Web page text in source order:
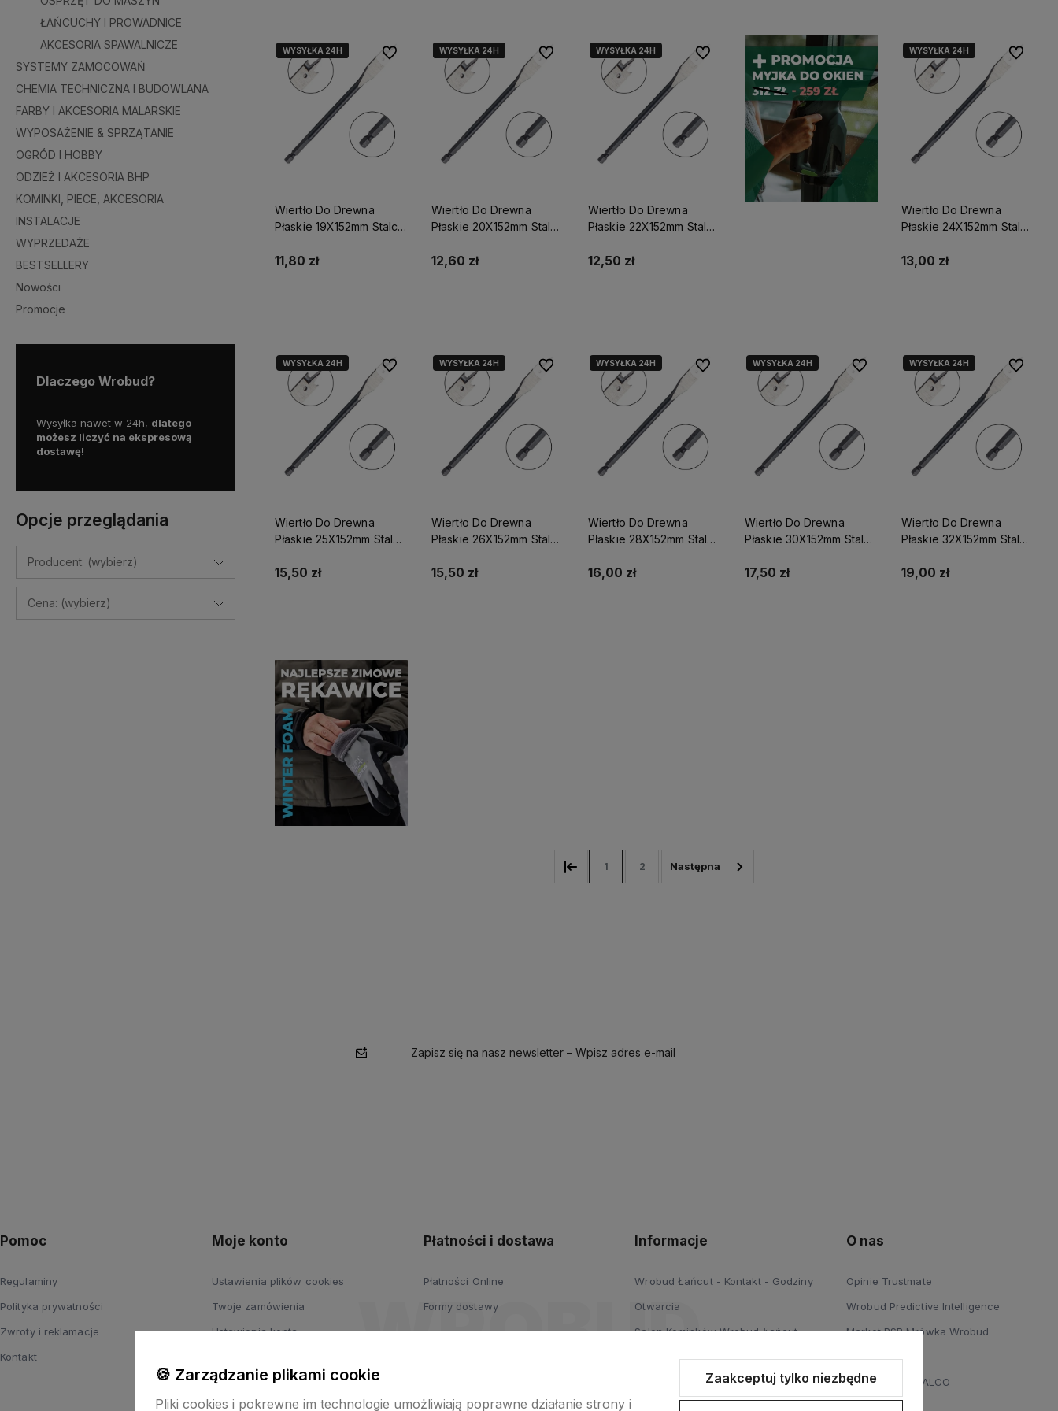
ŁAŃCUCHY I PROWADNICE
AKCESORIA SPAWALNICZE
SYSTEMY ZAMOCOWAŃ
CHEMIA TECHNICZNA I BUDOWLANA
FARBY I AKCESORIA MALARSKIE
WYPOSAŻENIE & SPRZĄTANIE
OGRÓD I HOBBY
ODZIEŻ I AKCESORIA BHP
KOMINKI, PIECE, AKCESORIA
INSTALACJE
WYPRZEDAŻE
BESTSELLERY
Nowości
Promocje
Dlaczego Wrobud?
Wysyłka nawet w 24h, dlatego
możesz liczyć na ekspresową
dostawę!
Skorzystaj z darmowej dostawy
Działamy od 1998 roku, mamy więc
już
26 lat doświadczenia na
polskim rynku.
Wysyłka nawet w 24h,dlatego
możesz liczyć na ekspresową
dostawę!
Opcje przeglądania
Producent: (wybierz)
Cena: (wybierz)
WYSYŁKA 24H
WYSYŁKA 24H
WYSYŁKA 24H
Wiertło Do Drewna
Płaskie 19X152mm Stalco
11,80 zł
Do ulubionychWYSYŁKA 24H
WYSYŁKA 24H
WYSYŁKA 24H
Wiertło Do Drewna
Płaskie 20X152mm Stalco
12,60 zł
Do ulubionychWYSYŁKA 24H
Wiertło Do Drewna
Płaskie 22X152mm Stalco
12,50 zł
Do ulubionych WYSYŁKA 24H
Wiertło Do Drewna
Płaskie 24X152mm Stalco
13,00 zł
Do
WYSYŁKA 24H
Wiertło Do Drewna
Płaskie 25X152mm Stalco
15,50 zł
Do ulubionychWYSYŁKA 24H
Wiertło Do Drewna
Płaskie 26X152mm Stalco
15,50 zł
Do ulubionychWYSYŁKA 24H
Wiertło Do Drewna
Płaskie 28X152mm Stalco
16,00 zł
Do ulubionychWYSYŁKA 24H
Wiertło Do Drewna
Płaskie 30X152mm Stalco
17,50 zł
Do ulubionychWYSYŁKA 24H
Wiertło Do Drewna
Płaskie 32X152mm Stalco
19,00 zł
Do
1 2
Zapisz się na nasz newsletter – Wpisz adres e-mail
Pomoc
Regulaminy
Polityka prywatności
Zwroty i reklamacje
Kontakt
Moje konto
Ustawienia plików cookies
Twoje zamówienia
Ustawienia konta
Płatności i dostawa
Płatności Online
Formy dostawy
Informacje
Wrobud Łańcut - Kontakt - Godziny
Otwarcia
Salon Kominków Wrobud Łańcut
Salon Drzwi i Podłóg Wrobud Łańcut
Wypożyczalnia sprzętów budowlanych i
O nas
Opinie Trustmate
Wrobud Predictive Intelligence
Market PSB Mrówka Wrobud
Blog
Dystrybucja STALCO
🍪 Zarządzanie plikami cookie
Pliki cookies i pokrewne im technologie umożliwiają poprawne działanie strony i
Zaakceptuj tylko niezbędne